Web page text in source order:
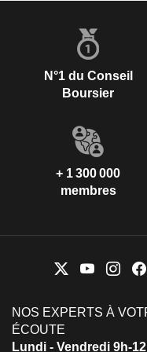
N°1 du Conseil
Boursier
+ 1 300 000
membres
NOS EXPERTS À
ÉCOUTE
Lundi - Vendredi 9h-